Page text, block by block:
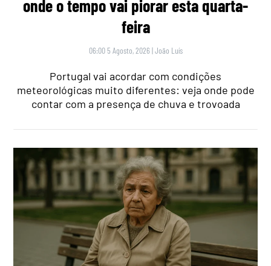
onde o tempo vai piorar esta quarta-
feira
06:00 5 Agosto, 2026 |João Luís
Portugal vai acordar com condições
meteorológicas muito diferentes: veja onde pode
contar com a presença de chuva e trovoada